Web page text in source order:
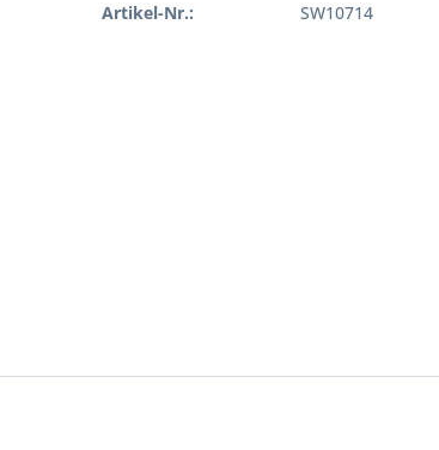
Artikel-Nr.: SW10714